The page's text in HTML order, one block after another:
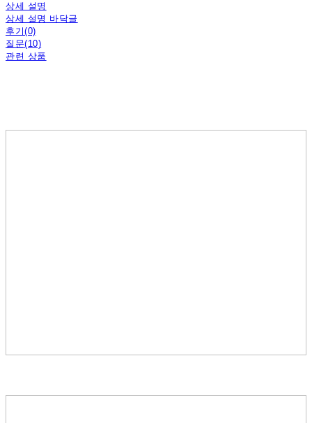
상세 설명
상세 설명 바닥글
후기(0)
질문(10)
관련 상품